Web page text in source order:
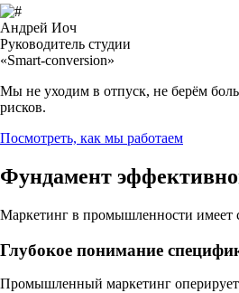
Андрей Иоч
Руководитель студии
«Smart-conversion»
Мы не уходим в отпуск, не берём
рисков.
Посмотреть, как мы работаем
Фундамент
Маркетинг в промышленности имеет
Глубокое понимание
Промышленный маркетинг